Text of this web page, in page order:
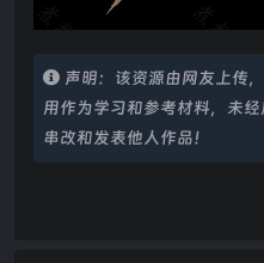
声明：该资源由网友上传
用作为学习和参考材料，未
串改和发表他人作品！